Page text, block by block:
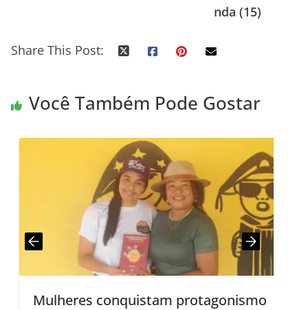
nda (15)
Share This Post:
Você Também Pode Gostar
Mulheres conquistam protagonismo